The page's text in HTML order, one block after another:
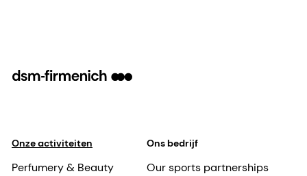
Onze activiteiten
Perfumery & Beauty
Ons bedrijf
Our sports partnerships